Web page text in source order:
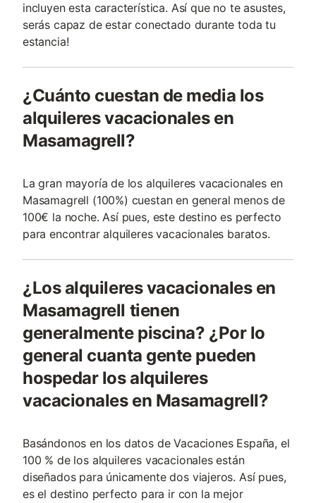
incluyen esta característica. Así que no te asustes,
serás capaz de estar conectado durante toda tu
estancia!
¿Cuánto cuestan de media los
alquileres vacacionales en
Masamagrell?
La gran mayoría de los alquileres vacacionales en
Masamagrell (100%) cuestan en general menos de
100€ la noche. Así pues, este destino es perfecto
para encontrar alquileres vacacionales baratos.
¿Los alquileres vacacionales en
Masamagrell tienen
generalmente piscina? ¿Por lo
general cuanta gente pueden
hospedar los alquileres
vacacionales en Masamagrell?
Basándonos en los datos de Vacaciones España, el
100 % de los alquileres vacacionales están
diseñados para únicamente dos viajeros. Así pues,
es el destino perfecto para ir con la mejor